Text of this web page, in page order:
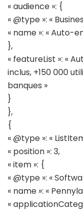
« audience »: {
« @type »: «
« name »: « Auto-
},
« featureList »: «
inclus, +150 000
banques »
}
},
{
« @type »: «
« position »: 3,
« item »: {
« @type »: «
« name »: «
«